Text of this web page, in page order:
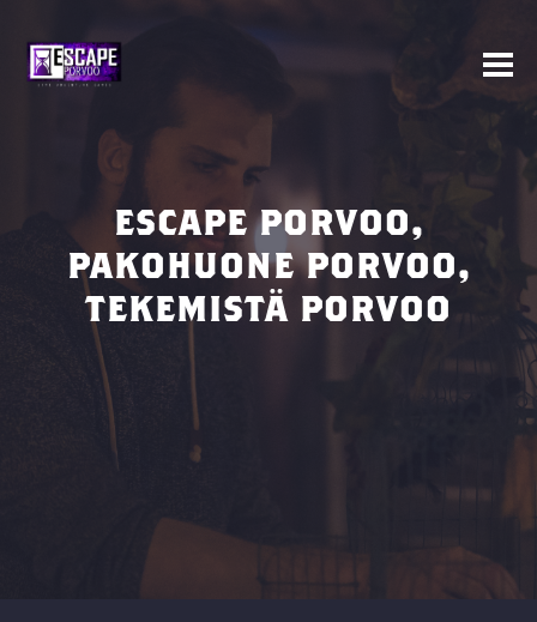
ESCAPE PORVOO,
PAKOHUONE PORVOO,
TEKEMISTÄ PORVOO